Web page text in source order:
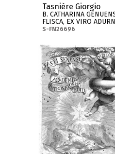
Tasnière Giorgio
B. CATHARINA
FLISCA, EX VIRO
S-FN26696